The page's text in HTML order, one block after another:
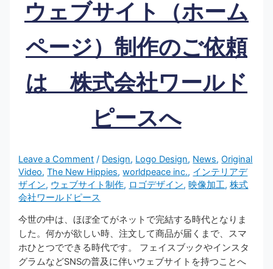
ウェブサイト（ホーム
ページ）制作のご依頼
は 株式会社ワールド
ピースへ
Leave a Comment / Design, Logo Design, News,Original
Video,The New Hippies,worldpeace inc., インテリアデ
ザイン, ウェブサイト制作, ロゴデザイン,映像加工,株式
会社ワールドピース
今世の中は、ほぼ全てがネットで完結する時代となりま
した。何かが欲しい時、注文して商品が届くまで、スマ
ホひとつでできる時代です。 フェイスブックやインスタ
グラムなどSNSの普及に伴いウェブサイトを持つことへ